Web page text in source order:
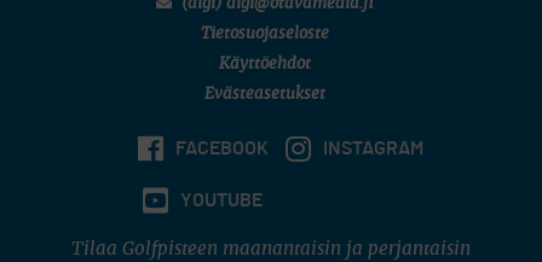
(digi) digi@otavamedia.fi
Tietosuojaseloste
Käyttöehdot
Evästeasetukset
FACEBOOK INSTAGRAM
YOUTUBE
Tilaa Golfpisteen maanantaisin ja perjantaisin